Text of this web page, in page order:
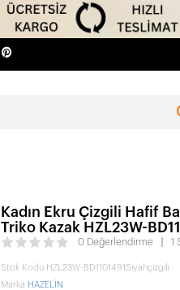
Kadın Ekru Çizgili Hafif
Triko Kazak HZL23W-
0 Değerlendirme 1
Stok Kodu HZL23W-BD1101491Siyahçizgili
Marka HAZELİN